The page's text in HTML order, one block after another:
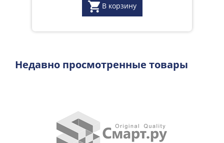
В корзину
Недавно просмотренные товары